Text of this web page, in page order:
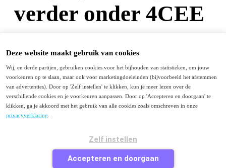
Deze website maakt gebruik van cookies
Wij, en derde partijen, gebruiken cookies voor het bijhouden van statistieken, om jouw
voorkeuren op te slaan, maar ook voor marketingdoeleinden (bijvoorbeeld het afstemmen
van advertenties). Door op 'Zelf instellen' te klikken, kun je meer lezen over de
verschillende cookies en je voorkeuren aanpassen. Door op 'Accepteren en doorgaan' te
klikken, ga je akkoord met het gebruik van alle cookies zoals omschreven in onze
privacyverklaring
Zelf instellen
Accepteren en doorgaan
verder onder 4CEE
Menu
Purchase to Pay
E-facturatie
Peppol
Contact
Je bezoekt deze pagina waarschijnlijk omdat je van
komt en op zoek bent naar Easy
Systems of naar informatie over factuurverwerking of
purchase to pay.